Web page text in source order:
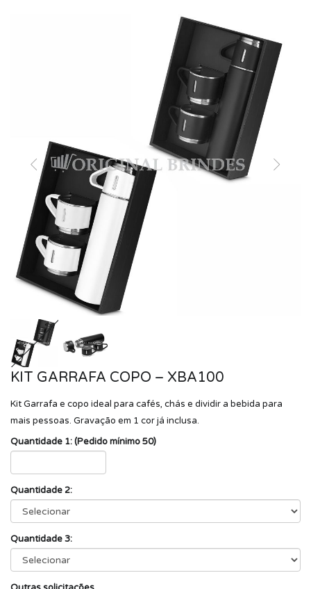
KIT GARRAFA COPO – XBA100
Kit Garrafa e copo ideal para cafés, chás e dividir a bebida para
mais pessoas. Gravação em 1 cor já inclusa.
Quantidade 1: (Pedido mínimo 50)
Quantidade 2:
Quantidade 3: